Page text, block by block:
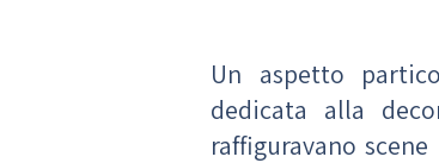
Un aspetto
dedicata alla
raffiguravano